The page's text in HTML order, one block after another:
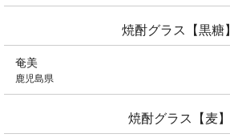
焼酎グラス【黒糖】
奄美
鹿児島県
焼酎グラス【麦】